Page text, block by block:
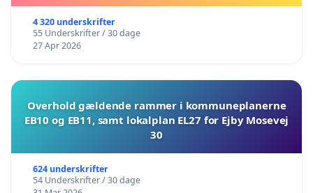
4 320 underskrifter
55 Underskrifter / 30 dage
27 Apr 2026
Overhold gældende rammer i kommuneplanerne
EB10 og EB11, samt lokalplan EL27 for Ejby Mosevej
30
624 underskrifter
54 Underskrifter / 30 dage